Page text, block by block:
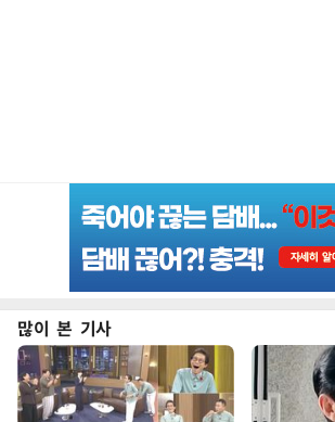
많이 본 기사